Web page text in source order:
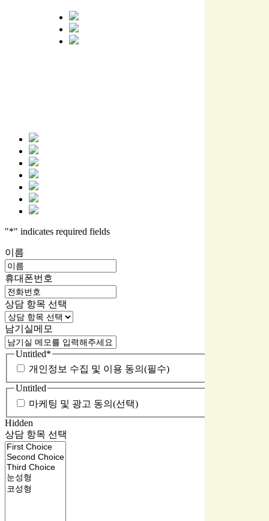
"*" indicates required fields
이름
휴대폰번호
상담 항목 선택
남기실메모
Untitled*
개인정보 수집 및 이용 동의(필수)
Untitled
마케팅 및 광고 동의(선택)
Hidden
상담 항목 선택